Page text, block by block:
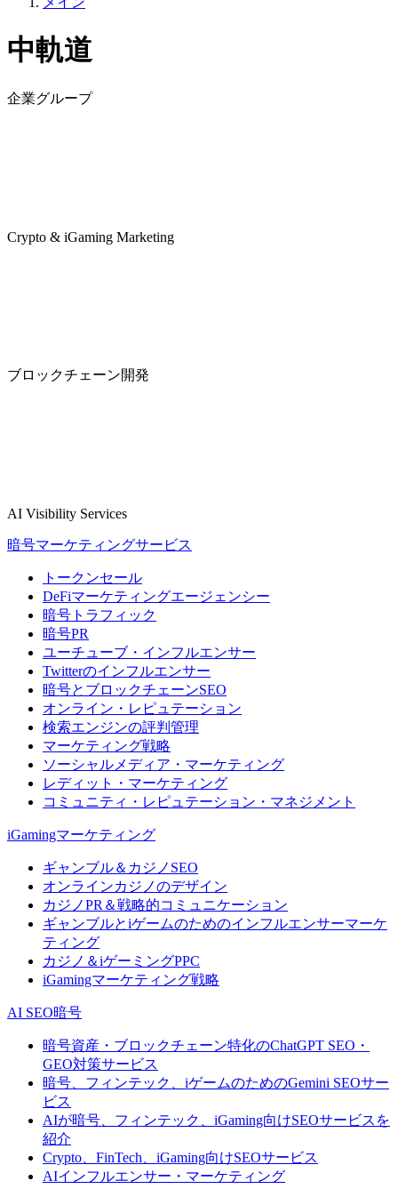
中軌道
企業グループ
Crypto & iGaming Marketing
ブロックチェーン開発
AI Visibility Services
暗号マーケティングサービス
トークンセール
DeFiマーケティングエージェンシー
暗号トラフィック
暗号PR
ユーチューブ・インフルエンサー
Twitterのインフルエンサー
暗号とブロックチェーンSEO
オンライン・レピュテーション
検索エンジンの評判管理
マーケティング戦略
ソーシャルメディア・マーケティング
レディット・マーケティング
コミュニティ・レピュテーション・マネジメント
iGamingマーケティング
ギャンブル＆カジノSEO
オンラインカジノのデザイン
カジノPR＆戦略的コミュニケーション
ギャンブルとiゲームのためのインフルエンサーマーケ
ティング
カジノ＆iゲーミングPPC
iGamingマーケティング戦略
AI SEO暗号
暗号資産・ブロックチェーン特化のChatGPT SEO・
GEO対策サービス
暗号、フィンテック、iゲームのためのGemini SEOサー
ビス
AIが暗号、フィンテック、iGaming向けSEOサービスを
紹介
Crypto、FinTech、iGaming向けSEOサービス
AIインフルエンサー・マーケティング